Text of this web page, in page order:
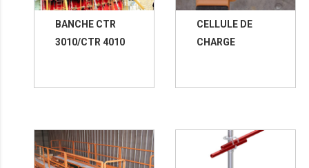
BANCHE CTR
3010/CTR 4010
CELLULE DE
CHARGE